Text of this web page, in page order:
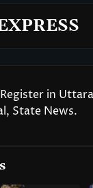
in
State News.